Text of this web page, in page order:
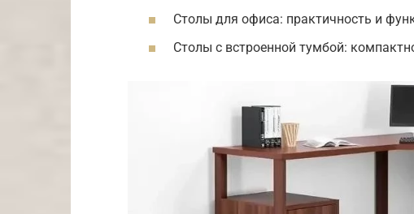
Столы для офиса: практичность и
Столы с встроенной тумбой: